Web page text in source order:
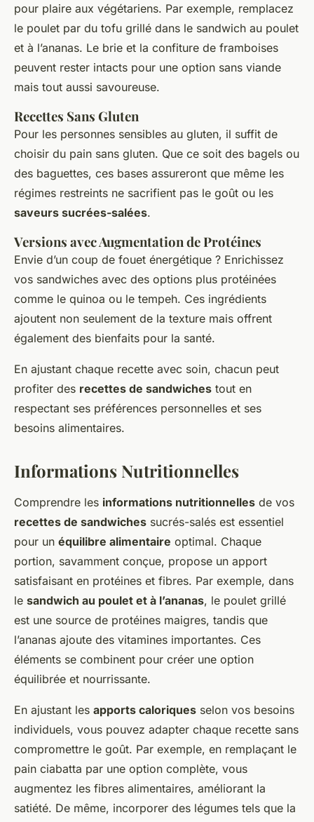
pour plaire aux végétariens. Par exemple, remplacez
le poulet par du tofu grillé dans le sandwich au poulet
et à l’ananas. Le brie et la confiture de framboises
peuvent rester intacts pour une option sans viande
mais tout aussi savoureuse.
Recettes Sans Gluten
Pour les personnes sensibles au gluten, il suffit de
choisir du pain sans gluten. Que ce soit des bagels ou
des baguettes, ces bases assureront que même les
régimes restreints ne sacrifient pas le goût ou les
saveurs sucrées-salées.
Versions avec Augmentation de Protéines
Envie d’un coup de fouet énergétique ? Enrichissez
vos sandwiches avec des options plus protéinées
comme le quinoa ou le tempeh. Ces ingrédients
ajoutent non seulement de la texture mais offrent
également des bienfaits pour la santé.
En ajustant chaque recette avec soin, chacun peut
profiter des recettes de sandwiches tout en
respectant ses préférences personnelles et ses
besoins alimentaires.
Informations Nutritionnelles
Comprendre les informations nutritionnelles de vos
recettes de sandwiches sucrés-salés est essentiel
pour un équilibre alimentaire optimal. Chaque
portion, savamment conçue, propose un apport
satisfaisant en protéines et fibres. Par exemple, dans
le sandwich au poulet et à l’ananas, le poulet grillé
est une source de protéines maigres, tandis que
l’ananas ajoute des vitamines importantes. Ces
éléments se combinent pour créer une option
équilibrée et nourrissante.
En ajustant les apports caloriques selon vos besoins
individuels, vous pouvez adapter chaque recette sans
compromettre le goût. Par exemple, en remplaçant le
pain ciabatta par une option complète, vous
augmentez les fibres alimentaires, améliorant la
satiété. De même, incorporer des légumes tels que la